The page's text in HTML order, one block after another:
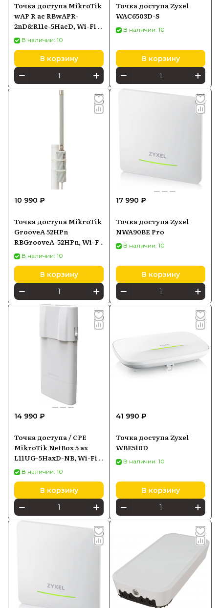
Точка доступа MikroTik
wAP R ac RBwAPR-
2nD&R11e-5HacD, Wi-Fi 5
2,4/5 ГГц, PoE-in
В наличии: 10
В корзину
Точка доступа Zyxel
WAC6503D-S
В наличии: 10
В корзину
10 990 ₽
Точка доступа MikroTik
GrooveA 52HPn
RBGrooveA-52HPn, Wi-Fi
2,4/5 ГГц, PoE-in
В наличии: 10
В корзину
17 990 ₽
Точка доступа Zyxel
NWA90BE Pro
В наличии: 10
В корзину
14 990 ₽
Точка доступа / CPE
MikroTik NetBox 5 ax
L11UG-5HaxD-NB, Wi-Fi 6
5 ГГц, Gigabit Ethernet,
PoE-in, PoE-инжектор
В наличии: 10
В корзину
41 990 ₽
Точка доступа Zyxel
WBE510D
В наличии: 10
В корзину